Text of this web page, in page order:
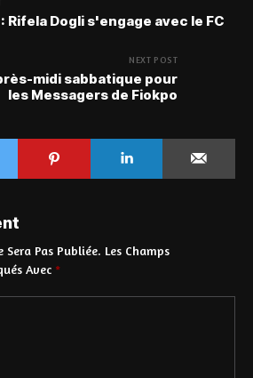
Rifela Dogli s'engage avec le FC
NEXT POST
midi sabbatique pour
les Messagers de Fiokpo
Sera Pas Publiée. Les Champs
Avec *